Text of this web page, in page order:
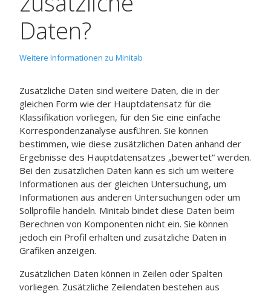
Daten?
Weitere Informationen zu Minitab
Zusätzliche Daten sind weitere Daten, die in der
gleichen Form wie der Hauptdatensatz für die
Klassifikation vorliegen, für den Sie eine einfache
Korrespondenzanalyse ausführen. Sie können
bestimmen, wie diese zusätzlichen Daten anhand der
Ergebnisse des Hauptdatensatzes „bewertet“ werden.
Bei den zusätzlichen Daten kann es sich um weitere
Informationen aus der gleichen Untersuchung, um
Informationen aus anderen Untersuchungen oder um
Sollprofile handeln. Minitab bindet diese Daten beim
Berechnen von Komponenten nicht ein. Sie können
jedoch ein Profil erhalten und zusätzliche Daten in
Grafiken anzeigen.
Zusätzlichen Daten können in Zeilen oder Spalten
vorliegen. Zusätzliche Zeilendaten bestehen aus